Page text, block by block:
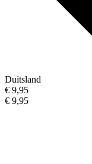
Duitsland
€ 9,95
€ 9,95